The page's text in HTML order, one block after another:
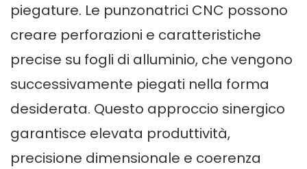
piegature. Le punzonatrici CNC possono
creare perforazioni e caratteristiche
precise su fogli di alluminio, che vengono
successivamente piegati nella forma
desiderata. Questo approccio sinergico
garantisce elevata produttività,
precisione dimensionale e coerenza